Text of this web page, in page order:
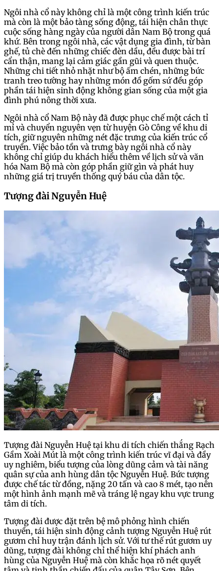
Ngôi nhà cổ này không chỉ là một công trình kiến trúc
mà còn là một bảo tàng sống động, tái hiện chân thực
cuộc sống hàng ngày của người dân Nam Bộ trong quá
khứ. Bên trong ngôi nhà, các vật dụng gia đình, từ bàn
ghế, tủ chè đến những chiếc đèn dầu, đều được bài trí
cẩn thận, mang lại cảm giác gần gũi và quen thuộc.
Những chi tiết nhỏ nhặt như bộ ấm chén, những bức
tranh treo tường hay những món đồ gốm sứ đều góp
phần tái hiện sinh động không gian sống của một gia
đình phú nông thời xưa.
Ngôi nhà cổ Nam Bộ này đã được phục chế một cách tỉ
mỉ và chuyển nguyên vẹn từ huyện Gò Công về khu di
tích, giữ nguyên những nét đặc trưng của kiến trúc cổ
truyền. Việc bảo tồn và trưng bày ngôi nhà cổ này
không chỉ giúp du khách hiểu thêm về lịch sử và văn
hóa Nam Bộ mà còn góp phần giữ gìn và phát huy
những giá trị truyền thống quý báu của dân tộc.
Tượng đài Nguyễn Huệ
Tượng đài Nguyễn Huệ tại khu di tích chiến thắng Rạch
Gầm Xoài Mút là một công trình kiến trúc vĩ đại và đầy
uy nghiêm, biểu tượng của lòng dũng cảm và tài năng
quân sự của anh hùng dân tộc Nguyễn Huệ. Bức tượng
được chế tác từ đồng, nặng 20 tấn và cao 8 mét, tạo nên
một hình ảnh mạnh mẽ và tráng lệ ngay khu vực trung
tâm di tích.
Tượng đài được đặt trên bệ mô phỏng hình chiến
thuyền, tái hiện sinh động cảnh tượng Nguyễn Huệ rút
gươm chỉ huy trận đánh lịch sử. Với tư thế rút gươm uy
dũng, tượng đài không chỉ thể hiện khí phách anh
hùng của Nguyễn Huệ mà còn khắc họa rõ nét quyết